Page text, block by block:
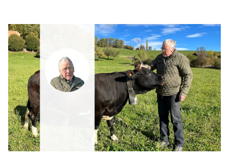
Sorten profitierten auch die Landwirte, sagt ETH-
Professor Bruno Studer.